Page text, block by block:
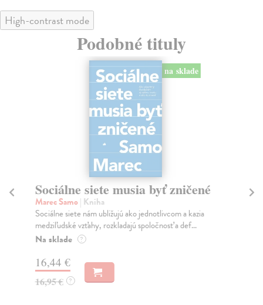
High-contrast mode
Podobné tituly
na sklade
Sociálne siete musia byť zničené
Marec Samo| Kniha
Sociálne siete nám ubližujú ako jednotlivcom a kazia
medziľudské vzťahy, rozkladajú spoločnosť a def...
Na sklade ?
16,44 €
16,95 € ?